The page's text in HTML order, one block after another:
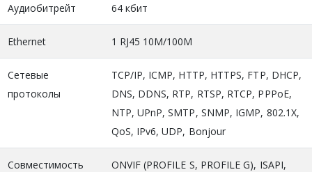
Аудиобитрейт 64 кбит
Ethernet 1 RJ45 10M/100M
Сетевые
протоколы
TCP/IP, ICMP, HTTP, HTTPS, FTP, DHCP,
DNS, DDNS, RTP, RTSP, RTCP, PPPoE,
NTP, UPnP, SMTP, SNMP, IGMP, 802.1X,
QoS, IPv6, UDP, Bonjour
Совместимость
ONVIF (PROFILE S, PROFILE G), ISAPI,